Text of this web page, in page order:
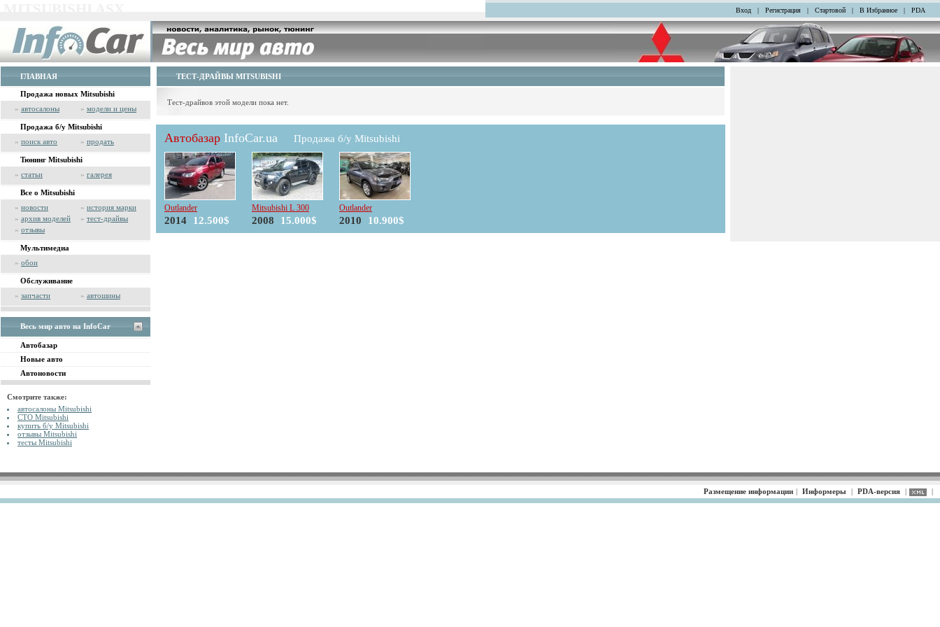
Вход | Регистрация | Стартовой | В Избранное | PDA
ГЛАВНАЯ
Продажа новых Mitsubishi
» автосалоны » модели и цены
Продажа б/у Mitsubishi
» поиск авто » продать
Тюнинг Mitsubishi
» статьи » галерея
Все о Mitsubishi
» новости » история марки
» архив моделей » тест-драйвы
» отзывы
Мультимедиа
» обои
Обслуживание
» запчасти » автошины
Весь мир авто на InfoCar
Автобазар
Новые авто
Автоновости
Смотрите также:
автосалоны Mitsubishi
СТО Mitsubishi
купить б/у Mitsubishi
отзывы Mitsubishi
тесты Mitsubishi
ТЕСТ-ДРАЙВЫ MITSUBISHI
Тест-драйвов этой модели пока нет.
Автобазар InfoCar.ua Продажа б/у Mitsubishi
Outlander
2014 12.500$
Mitsubishi L 300
2008 15.000$
Outlander
2010 10.900$
Размещение информации | Информеры | PDA-версия | |